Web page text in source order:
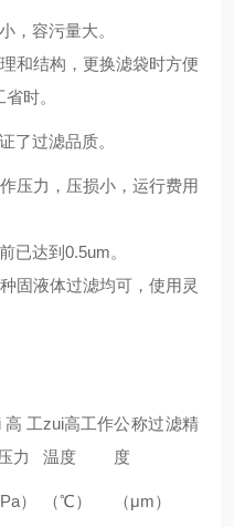
，容污量大。
和结构，更换滤袋时方便
时。
了过滤品质。
压力，压损小，运行费用
已达到0.5um。
固液体过滤均可，使用灵
高工
力
）
zui高工作
温度
（℃）
公称过滤精
度
（μm）